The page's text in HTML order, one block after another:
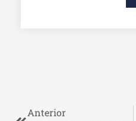
Anterior